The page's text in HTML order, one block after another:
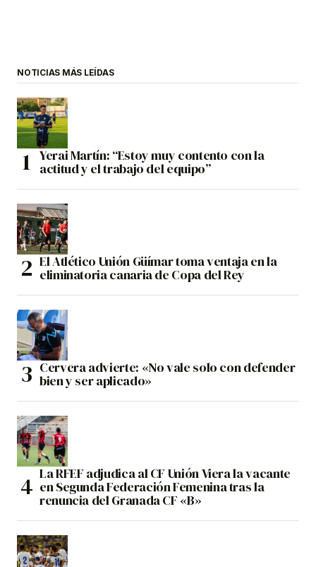
NOTICIAS MÁS LEÍDAS
Yerai Martín: “Estoy muy contento con la
actitud y el trabajo del equipo”
El Atlético Unión Güímar toma ventaja en la
eliminatoria canaria de Copa del Rey
Cervera advierte: «No vale solo con defender
bien y ser aplicado»
La RFEF adjudica al CF Unión Viera la vacante
en Segunda Federación Femenina tras la
renuncia del Granada CF «B»